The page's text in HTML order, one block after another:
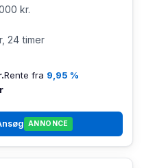
kr.
24 timer
Rente fra 9,95 %
ANNONCE